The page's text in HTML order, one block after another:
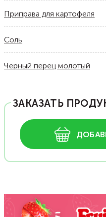
Приправа для картофеля
Соль
Черный перец молотый
ЗАКАЗАТЬ